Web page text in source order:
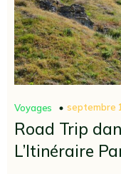
Voyages septembre
Road Trip
L’Itinéraire